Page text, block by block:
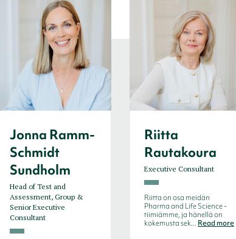
Jonna Ramm-
Schmidt
Sundholm
Head of Test and
Assessment, Group &
Senior Executive
Consultant
Riitta
Rautakoura
Executive Consultant
Riitta on osa meidän
Pharma and Life Science -
tiimiämme, ja hänellä on
kokemusta sek... Read more